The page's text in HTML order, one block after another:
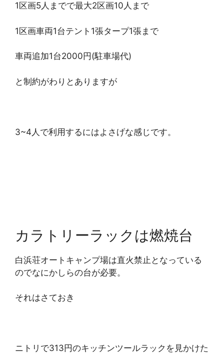
1区画5人までで最大2区画10人まで
1区画車両1台テント1張タープ1張まで
車両追加1台2000円(駐車場代)
と制約がわりとありますが
3~4人で利用するにはよさげな感じです。
カラトリーラックは燃焼台
白浜荘オートキャンプ場は直火禁止となっている
のでなにかしらの台が必要。
それはさておき
ニトリで313円のキッチンツールラックを見かけた